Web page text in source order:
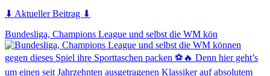
⬇ Aktueller Beitrag ⬇
Bundesliga, Champions League und selbst die WM kön